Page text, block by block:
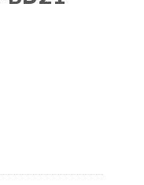
บาท.
Schneider ชิ้น